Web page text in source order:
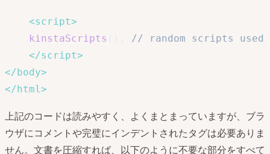
<script>
kinstaScripts
// random scripts used
</script>
</body>
</html >
上記のコードは読みやすく、よくまとまっていますが、ブラ
ウザにコメントや完璧にインデントされたタグは必要ありま
せん。文書を圧縮すれば、以下のように不要な部分をすべて